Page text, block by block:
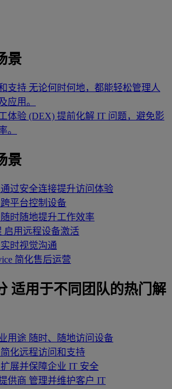
景
支持 无论何时何地，都能轻松管理人
应用。
体验 (DEX) 提前化解 IT 问题，避免影
。
景
通过安全连接提升访问体验
跨平台控制设备
随时随地提升工作效率
启用远程设备激活
实时视觉沟通
简化售后运营
适用于不同团队的热门解
用途 随时、随地访问设备
简化远程访问和支持
扩展并保障企业 IT 安全
供商 管理并维护客户 IT